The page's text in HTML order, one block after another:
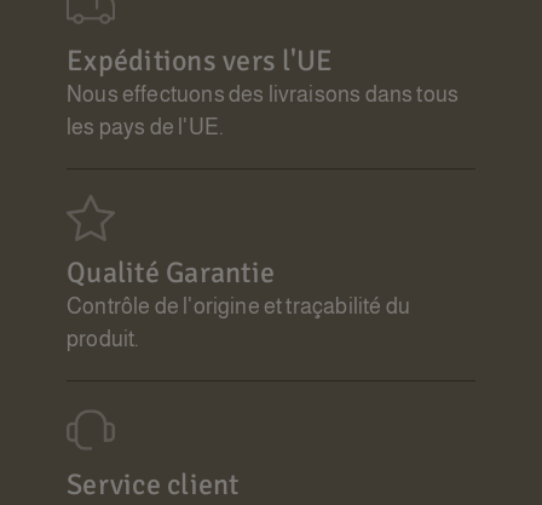
Expéditions vers l'UE
Nous effectuons des livraisons dans tous
les pays de l'UE.
Qualité Garantie
Contrôle de l'origine et traçabilité du
produit.
Service client